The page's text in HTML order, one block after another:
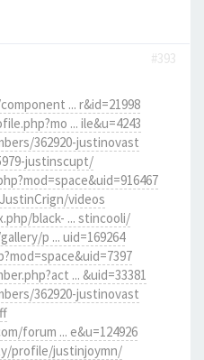
#393
... r&id=21998
... ile&u=4243
362920-justinovast
justinscupt/
videos
black- ... stincooli/
p ... uid=169264
... &uid=33381
362920-justinovast
forum ... e&u=124926
profile/justinjoymn/